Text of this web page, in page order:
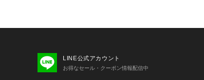
LINE公式アカウント
お得なセール・クーポン情報配信中